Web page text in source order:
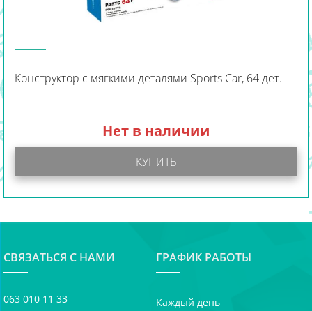
Конструктор с мягкими деталями Sports Car, 64 дет.
Нет в наличии
КУПИТЬ
СВЯЗАТЬСЯ С НАМИ
063 010 11 33
ГРАФИК РАБОТЫ
Каждый день